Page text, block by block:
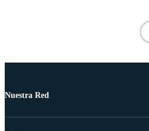
Nuestra Red